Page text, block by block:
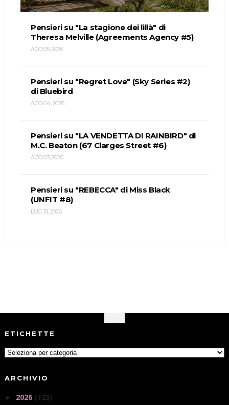
Pensieri su "La stagione dei lillà" di
Theresa Melville (Agreements Agency #5)
AGO 05, 2026
Pensieri su "Regret Love" (Sky Series #2)
di Bluebird
AGO 04, 2026
Pensieri su "LA VENDETTA DI RAINBIRD" di
M.C. Beaton (67 Clarges Street #6)
AGO 03, 2026
Pensieri su "REBECCA" di Miss Black
(UNFIT #8)
LUG 31, 2026
ETICHETTE
ARCHIVIO
► 2026 (123)